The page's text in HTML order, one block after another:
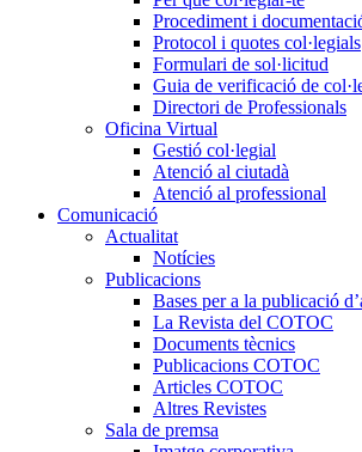
Procediment i
Protocol i quotes col·legials
Formulari de sol·licitud
Guia de verificació de
Directori de Professionals
Oficina Virtual
Gestió col·legial
Atenció al ciutadà
Atenció al professional
Comunicació
Actualitat
Notícies
Publicacions
Bases per a la publicació
La Revista del COTOC
Documents tècnics
Publicacions COTOC
Articles COTOC
Altres Revistes
Sala de premsa